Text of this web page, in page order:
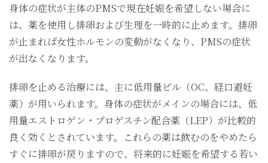
身体の症状が主体のPMSで現在妊娠を希望しない場合に
は、薬を使用し排卵および生理を一時的に止めます。排卵
が止まれば女性ホルモンの変動がなくなり、PMSの症状
が出なくなります。
排卵を止める治療には、主に低用量ピル（OC、経口避妊
薬）が用いられます。身体の症状がメインの場合には、低
用量エストロゲン・プロゲスチン配合薬（LEP）が比較的
良く効くとされています。これらの薬は飲むのをやめたら
すぐに排卵が戻りますので、将来的に妊娠を希望する若い